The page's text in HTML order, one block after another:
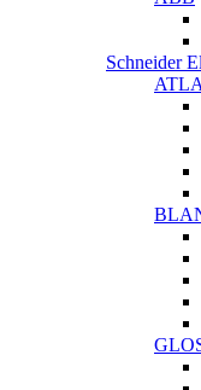
Schneider